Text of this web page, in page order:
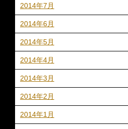
2014年7月
2014年6月
2014年5月
2014年4月
2014年3月
2014年2月
2014年1月